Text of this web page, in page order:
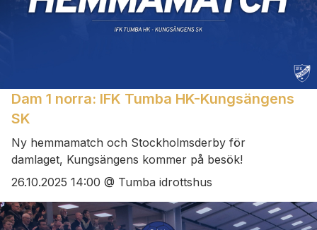
Dam 1 norra: IFK Tumba HK-Kungsängens
SK
Ny hemmamatch och Stockholmsderby för
damlaget, Kungsängens kommer på besök!
26.10.2025 14:00 @ Tumba idrottshus